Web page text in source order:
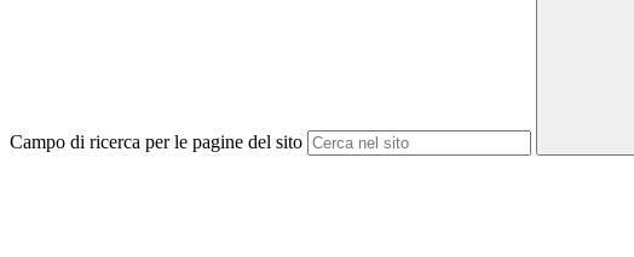
Campo di ricerca per le pagine del sito